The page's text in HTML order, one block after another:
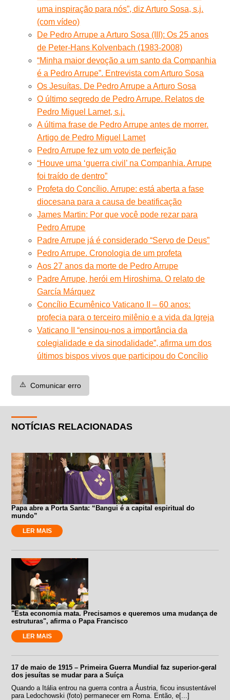
uma inspiração para nós”, diz Arturo Sosa, s.j.
(com vídeo)
De Pedro Arrupe a Arturo Sosa (III): Os 25 anos
de Peter-Hans Kolvenbach (1983-2008)
“Minha maior devoção a um santo da Companhia
é a Pedro Arrupe”. Entrevista com Arturo Sosa
Os Jesuítas. De Pedro Arrupe a Arturo Sosa
O último segredo de Pedro Arrupe. Relatos de
Pedro Miguel Lamet, s.j.
A última frase de Pedro Arrupe antes de morrer.
Artigo de Pedro Miguel Lamet
Pedro Arrupe fez um voto de perfeição
“Houve uma ‘guerra civil’ na Companhia. Arrupe
foi traído de dentro”
Profeta do Concílio. Arrupe: está aberta a fase
diocesana para a causa de beatificação
James Martin: Por que você pode rezar para
Pedro Arrupe
Padre Arrupe já é considerado “Servo de Deus”
Pedro Arrupe. Cronologia de um profeta
Aos 27 anos da morte de Pedro Arrupe
Padre Arrupe, herói em Hiroshima. O relato de
García Márquez
Concílio Ecumênico Vaticano II – 60 anos:
profecia para o terceiro milênio e a vida da Igreja
Vaticano II “ensinou-nos a importância da
colegialidade e da sinodalidade”, afirma um dos
últimos bispos vivos que participou do Concílio
⚠️ Comunicar erro
NOTÍCIAS RELACIONADAS
Papa abre a Porta Santa: “Bangui é a capital espiritual do
mundo”
LER MAIS
"Esta economia mata. Precisamos e queremos uma mudança de
estruturas", afirma o Papa Francisco
LER MAIS
17 de maio de 1915 – Primeira Guerra Mundial faz superior-geral
dos jesuítas se mudar para a Suíça
Quando a Itália entrou na guerra contra a Áustria, ficou insustentável
para Ledochowski (foto) permanecer em Roma. Então, e[...]